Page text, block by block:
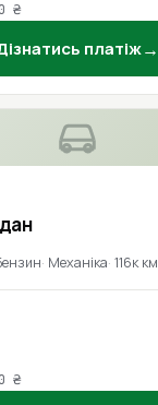
₴
платіж→
Механіка 116к км
₴